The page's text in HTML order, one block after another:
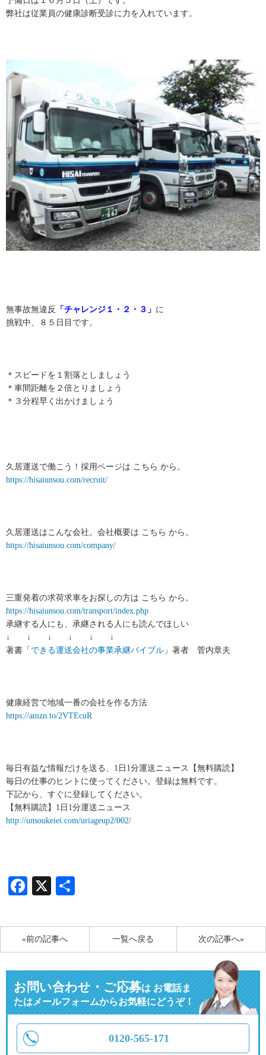
弊社は従業員の健康診断受診に力を入れています。
無事故無違反 「 チャレンジ１・２・３」 に
挑戦中、８５日目です。
＊スピードを１割落としましょう
＊車間距離を２倍とりましょう
＊３分程早く出かけましょう
久居運送で働こう！採用ページは こちら から。
https://hisaiunsou.com/recruit/
久居運送はこんな会社。会社概要は こちら から。
https://hisaiunsou.com/company/
三重発着の求荷求車をお探しの方は こちら から。
https://hisaiunsou.com/transport/index.php
承継する人にも、承継される人にも読んでほしい
↓ ↓ ↓ ↓ ↓ ↓
著書「 できる運送会社の事業承継バイブル 」著者 菅内章夫
健康経営で地域一番の会社を作る方法
https://amzn.to/2VTEcuR
毎日有益な情報だけを送る、1日1分運送ニュース【無料購読】
毎日の仕事のヒントに使ってください。登録は無料です。
下記から、すぐに登録してください。
【無料購読】1日1分運送ニュース
http://unsoukeiei.com/uriageup2/002/
Facebook
X
«前の記事へ 次の記事へ»
一覧へ戻る
お問い合わせ・ご応募はお電話ま
たはメールフォームからお気軽にどうぞ！
0120-565-171